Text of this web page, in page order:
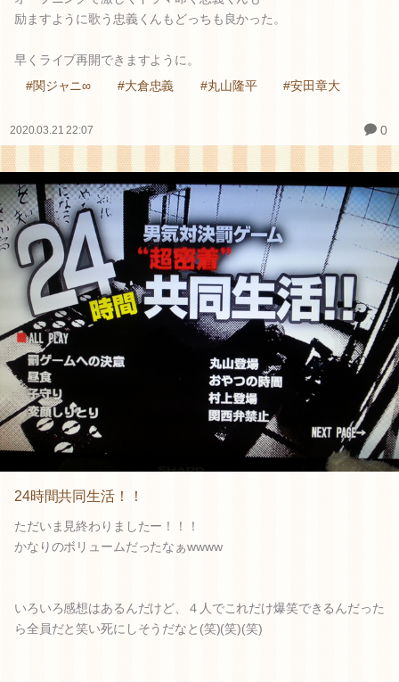
励ますように歌う忠義くんもどっちも良かった。
早くライブ再開できますように。
#関ジャニ∞
#大倉忠義 #丸山隆平 #安田章大
2020.03.21 22:07 0
24時間共同生活！！
ただいま見終わりましたー！！！
かなりのボリュームだったなぁwwww
いろいろ感想はあるんだけど、４人でこれだけ爆笑できるんだった
ら全員だと笑い死にしそうだなと(笑)(笑)(笑)